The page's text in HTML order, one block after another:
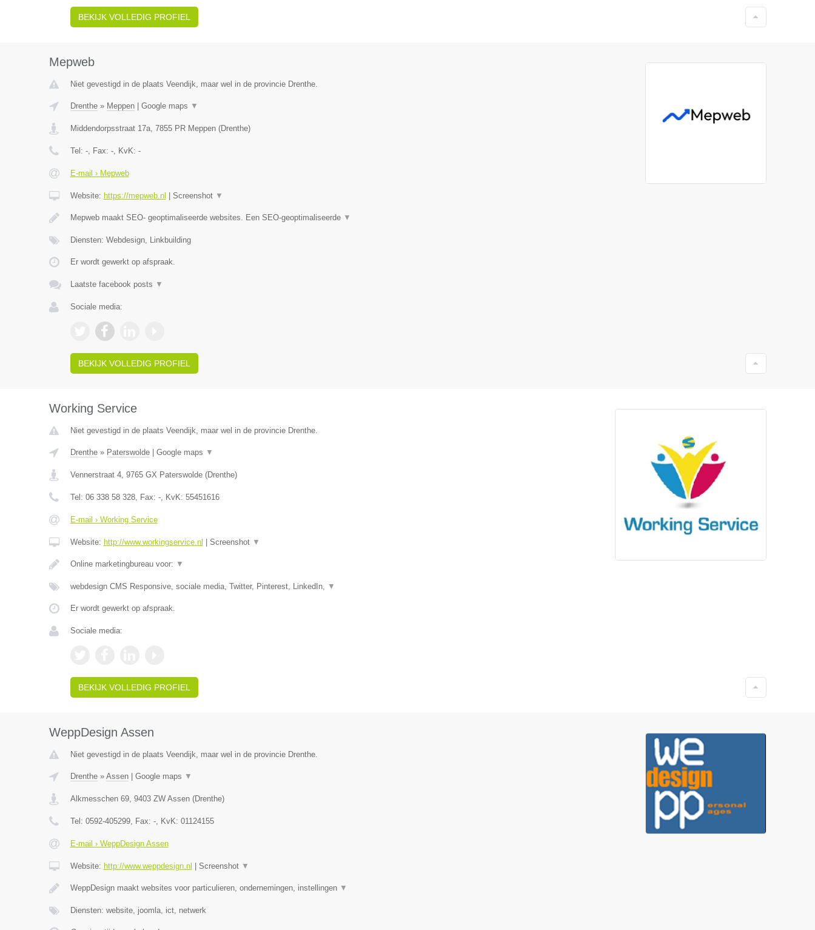
BEKIJK VOLLEDIG PROFIEL
Mepweb
Niet gevestigd in de plaats Veendijk, maar wel in de provincie Drenthe.
Drenthe» Meppen| Google maps ▼
Middendorpsstraat 17a, 7855 PR Meppen(Drenthe)
Tel: -, Fax: -, KvK: -
E-mail › Mepweb
Website: https://mepweb.nl Screenshot ▼
Mepweb maakt SEO- geoptimaliseerde websites. Een SEO-geoptimaliseerde ▼
Diensten: Webdesign, Linkbuilding
Er wordt gewerkt op afspraak.
Laatste facebook posts ▼
Sociale media:
BEKIJK VOLLEDIG PROFIEL
Working Service
Niet gevestigd in de plaats Veendijk, maar wel in de provincie Drenthe.
Drenthe» Paterswolde| Google maps ▼
Vennerstraat 4, 9765 GX Paterswolde(Drenthe)
Tel: 06 338 58 328, Fax: -, KvK: 55451616
E-mail › Working Service
Website: http://www.workingservice.nl Screenshot ▼
Online marketingbureau voor: ▼
webdesign CMS Responsive, sociale media, Twitter, Pinterest, LinkedIn, ▼
Er wordt gewerkt op afspraak.
Sociale media:
BEKIJK VOLLEDIG PROFIEL
WeppDesign Assen
Niet gevestigd in de plaats Veendijk, maar wel in de provincie Drenthe.
Drenthe» Assen| Google maps ▼
Alkmesschen 69, 9403 ZW Assen(Drenthe)
Tel: 0592-405299, Fax: -, KvK: 01124155
E-mail › WeppDesign Assen
Website: http://www.weppdesign.nl Screenshot ▼
WeppDesign maakt websites voor particulieren, ondernemingen, instellingen ▼
Diensten: website, joomla, ict, netwerk